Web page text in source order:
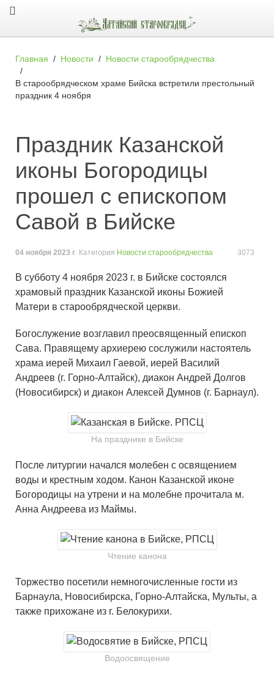
Главная Новости Новости старообрядчества
В старообрядческом храме Бийска встретили престольный
праздник 4 ноября
Праздник Казанской
иконы Богородицы
прошел с епископом
Савой в Бийске
04 ноября 2023 г. Категория Новости старообрядчества 3073
В субботу 4 ноября 2023 г. в Бийске состоялся
храмовый праздник Казанской иконы Божией
Матери в старообрядческой церкви.
Богослужение возглавил преосвященный епископ
Сава. Правящему архиерею сослужили настоятель
храма иерей Михаил Гаевой, иерей Василий
Андреев (г. Горно-Алтайск), диакон Андрей Долгов
(Новосибирск) и диакон Алексей Думнов (г. Барнаул).
На празднике в Бийске
После литургии начался молебен с освящением
воды и крестным ходом. Канон Казанской иконе
Богородицы на утрени и на молебне прочитала м.
Анна Андреева из Маймы.
Чтение канона
Торжество посетили немногочисленные гости из
Барнаула, Новосибирска, Горно-Алтайска, Мульты, а
также прихожане из г. Белокурихи.
Водоосвящение